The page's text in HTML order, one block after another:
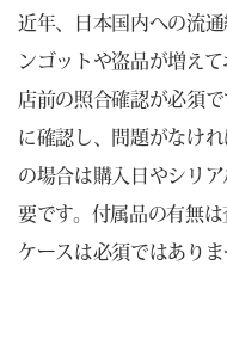
近年、日本国内への流
ンゴットや盗品が増え
店前の照合確認が必須
に確認し、問題がなけ
の場合は購入日やシリ
要です。付属品の有無
ケースは必須ではありま